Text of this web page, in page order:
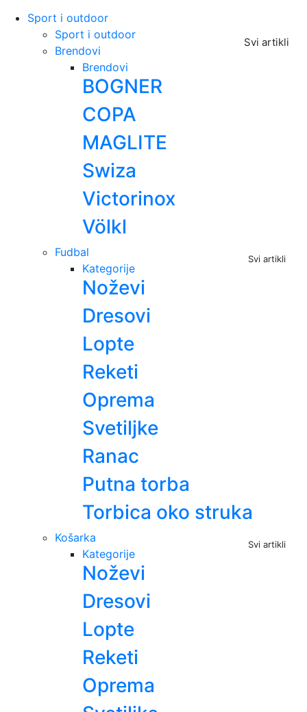
Sport i outdoor
Svi artikli
Sport i outdoor
Brendovi
Brendovi
BOGNER
COPA
MAGLITE
Swiza
Victorinox
Völkl
Svi artikli
Fudbal
Kategorije
Noževi
Dresovi
Lopte
Reketi
Oprema
Svetiljke
Ranac
Putna torba
Torbica oko struka
Svi artikli
Košarka
Kategorije
Noževi
Dresovi
Lopte
Reketi
Oprema